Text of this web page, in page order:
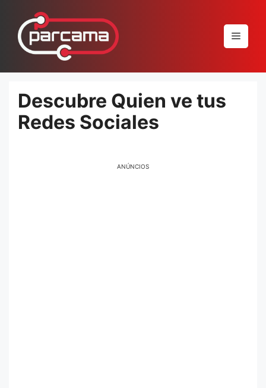
conteúdo
Menu
Descubre Quien ve tus
Redes Sociales
ANÚNCIOS